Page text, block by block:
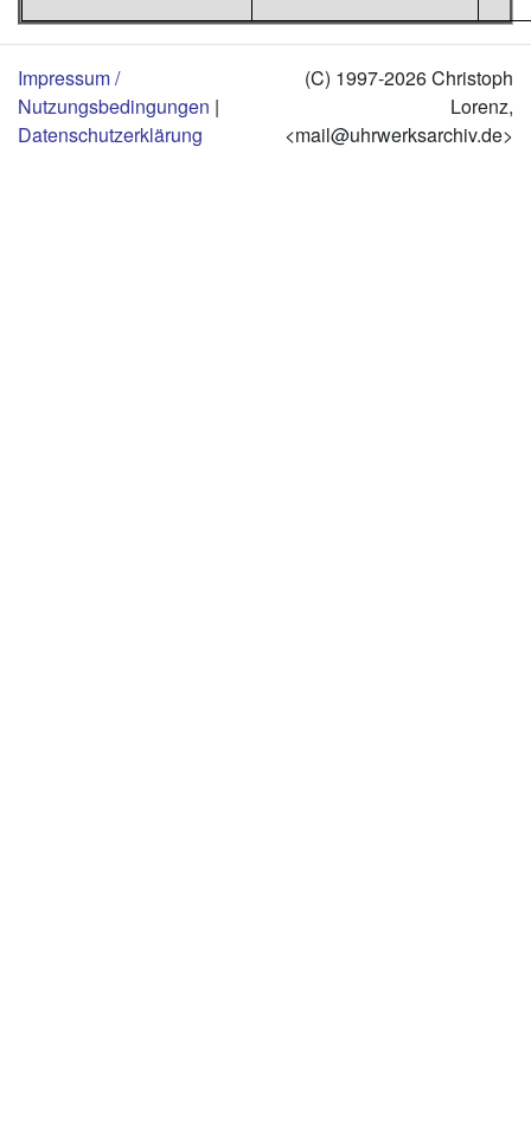
Impressum /
Nutzungsbedingungen |
Datenschutzerklärung
(C) 1997-2026 Christoph
Lorenz,
<mail@uhrwerksarchiv.de>